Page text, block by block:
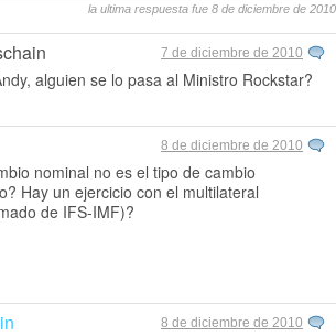
la ultima respuesta fue 8 de diciembre de 2010
7 de diciembre de 2010
alguien se lo pasa al Ministro Rockstar?
8 de diciembre de 2010
nominal no es el tipo de cambio
Hay un ejercicio con el multilateral
de IFS-IMF)?
8 de diciembre de 2010